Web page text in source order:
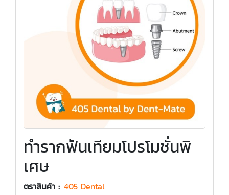
ทำรากฟันเทียมโปรโมชั่นพิ
เศษ
ตราสินค้า : 405 Dental